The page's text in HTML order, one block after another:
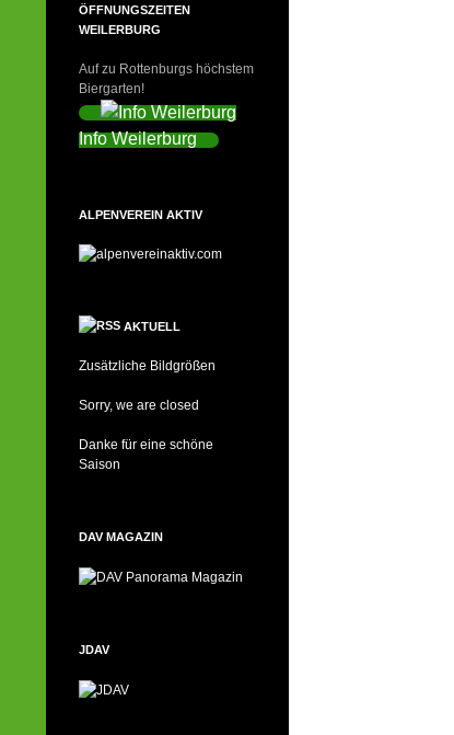
ÖFFNUNGSZEITEN
WEILERBURG
Auf zu Rottenburgs höchstem
Biergarten!
Info Weilerburg
ALPENVEREIN AKTIV
AKTUELL
Zusätzliche Bildgrößen
Sorry, we are closed
Danke für eine schöne
Saison
DAV MAGAZIN
JDAV